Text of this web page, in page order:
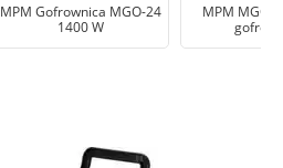
MPM Gofrownica MGO-24
1400 W
MPM MGO-